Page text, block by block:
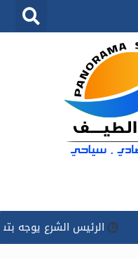
الرئيس الشرع يوجه بتسخير